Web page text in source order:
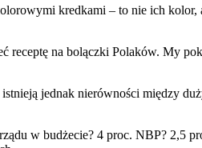
kredkami – to nie ich
receptę na bolączki Polaków. My
jednak nierówności między
w budżecie? 4 proc. NBP? 2,5